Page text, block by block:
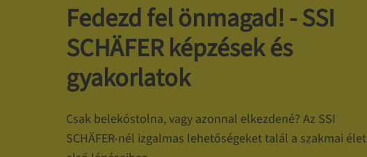
Fedezd fel önmagad! - SSI
SCHÄFER képzések és
gyakorlatok
Csak belekóstolna, vagy azonnal elkezdené? Az SSI
SCHÄFER-nél izgalmas lehetőségeket talál a szakmai élet